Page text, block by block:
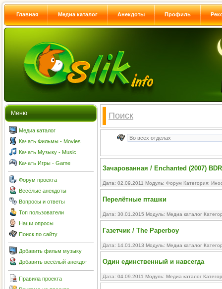
Главная Медиа каталог Анекдоты Профиль
Меню
Медиа каталог
Качать Фильмы - Movies
Качать Музыку - Music
Качать Игры - Game
Форум проекта
Весёлые анекдоты
Вопросы и ответы
Топ пользователи
Наши опросы
Поиск по сайту
Добавить фильм музыку
Добавить весёлый анекдот
Правила проекта
Поиск
Зачарованная / Enchanted (2007)
Дата: 02.09.2011 Модуль: Форум Категория:
Перелётные пташки
Дата: 30.01.2015 Модуль: Медиа каталог
Газетчик / The Paperboy
Дата: 14.01.2013 Модуль: Медиа каталог
Один единственный и навсегда
Дата: 04.09.2011 Модуль: Медиа каталог